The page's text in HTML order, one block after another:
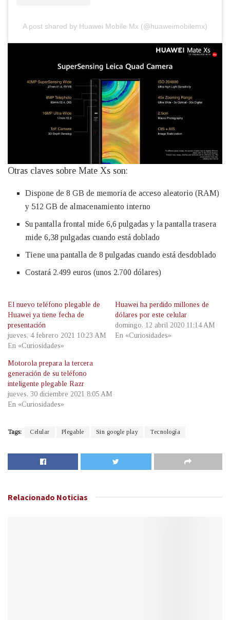
A post shared by Huawei Mobile Mx (@huaweimobilemx)
Otras claves sobre Mate Xs son:
Dispone de 8 GB de memoria de acceso aleatorio (RAM)
y 512 GB de almacenamiento interno
Su pantalla frontal mide 6,6 pulgadas y la pantalla trasera
mide 6,38 pulgadas cuando está doblado
Tiene una pantalla de 8 pulgadas cuando está desdoblado
Costará 2.499 euros (unos 2.700 dólares)
El nuevo teléfono plegable de
Huawei ya tiene fecha de
presentación
jueves, 4 febrero 2021 10:23 AM
En «Curiosidades»
Huawei ha perdido millones de
dólares por este celular
domingo, 12 abril 2020 11:14 AM
En «Curiosidades»
Motorola prepara la tercera
generación de su teléfono
inteligente plegable Razr
jueves, 30 diciembre 2021 8:05 AM
En «Curiosidades»
Tags: Celular Plegable Sin google play Tecnología
Relacionado Noticias